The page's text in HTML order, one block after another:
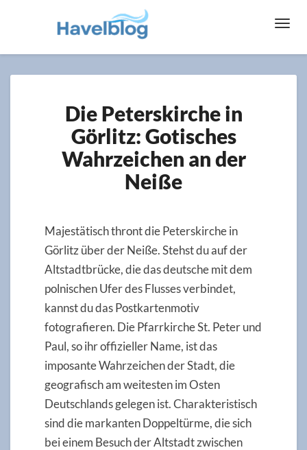
Peterskirche
in
Görlitz:
Gotisches
Wahrzeichen
an
Die Peterskirche in
Görlitz: Gotisches
Wahrzeichen an der
Neiße
Majestätisch thront die Peterskirche in
Görlitz über der Neiße. Stehst du auf der
Altstadtbrücke, die das deutsche mit dem
polnischen Ufer des Flusses verbindet,
kannst du das Postkartenmotiv
fotografieren. Die Pfarrkirche St. Peter und
Paul, so ihr offizieller Name, ist das
imposante Wahrzeichen der Stadt, die
geografisch am weitesten im Osten
Deutschlands gelegen ist. Charakteristisch
sind die markanten Doppeltürme, die sich
bei einem Besuch der Altstadt zwischen